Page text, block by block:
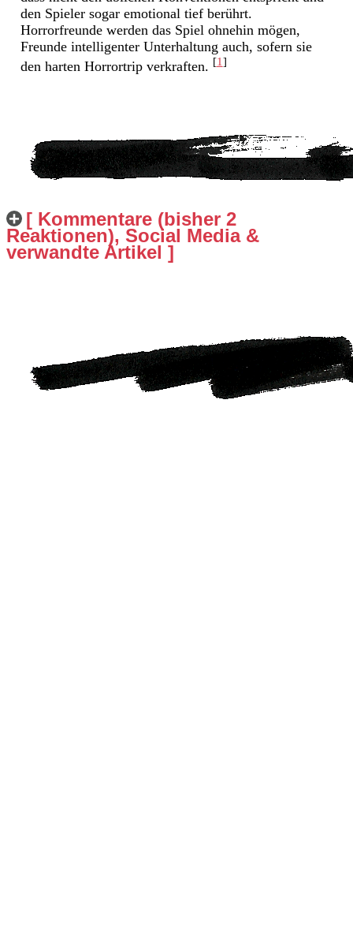
den Spieler sogar emotional tief berührt.
Horrorfreunde werden das Spiel ohnehin mögen,
Freunde intelligenter Unterhaltung auch, sofern sie
den harten Horrortrip verkraften. [1]
[ Kommentare (bisher 2
Reaktionen), Social Media &
verwandte Artikel ]